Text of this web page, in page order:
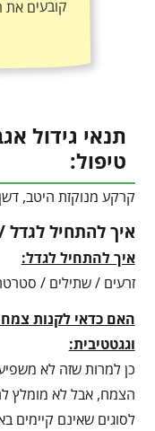
תנאי גידול
טיפול:
קרקע מנוקזת היטב,
איך להתחיל
איך להתחיל לגדל:
זרעים / שתילים /
האם כדאי לקנות
וגגטטיבית:
כן למרות שזה לא
הצמח, אבל לא מומלץ
לסוגים שאינם קיימים